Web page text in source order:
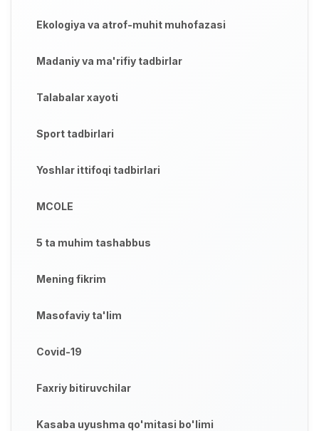
Ekologiya va atrof-muhit muhofazasi
Madaniy va ma'rifiy tadbirlar
Talabalar xayoti
Sport tadbirlari
Yoshlar ittifoqi tadbirlari
MCOLE
5 ta muhim tashabbus
Mening fikrim
Masofaviy ta'lim
Covid-19
Faxriy bitiruvchilar
Kasaba uyushma qo'mitasi bo'limi